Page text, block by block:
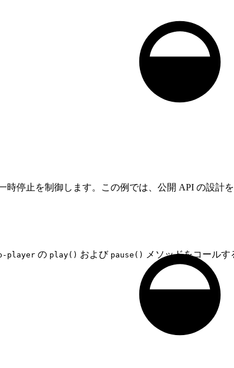
時停止を制御します。この例では、公開 API の設計
player の play() および pause()
メソッドをコール